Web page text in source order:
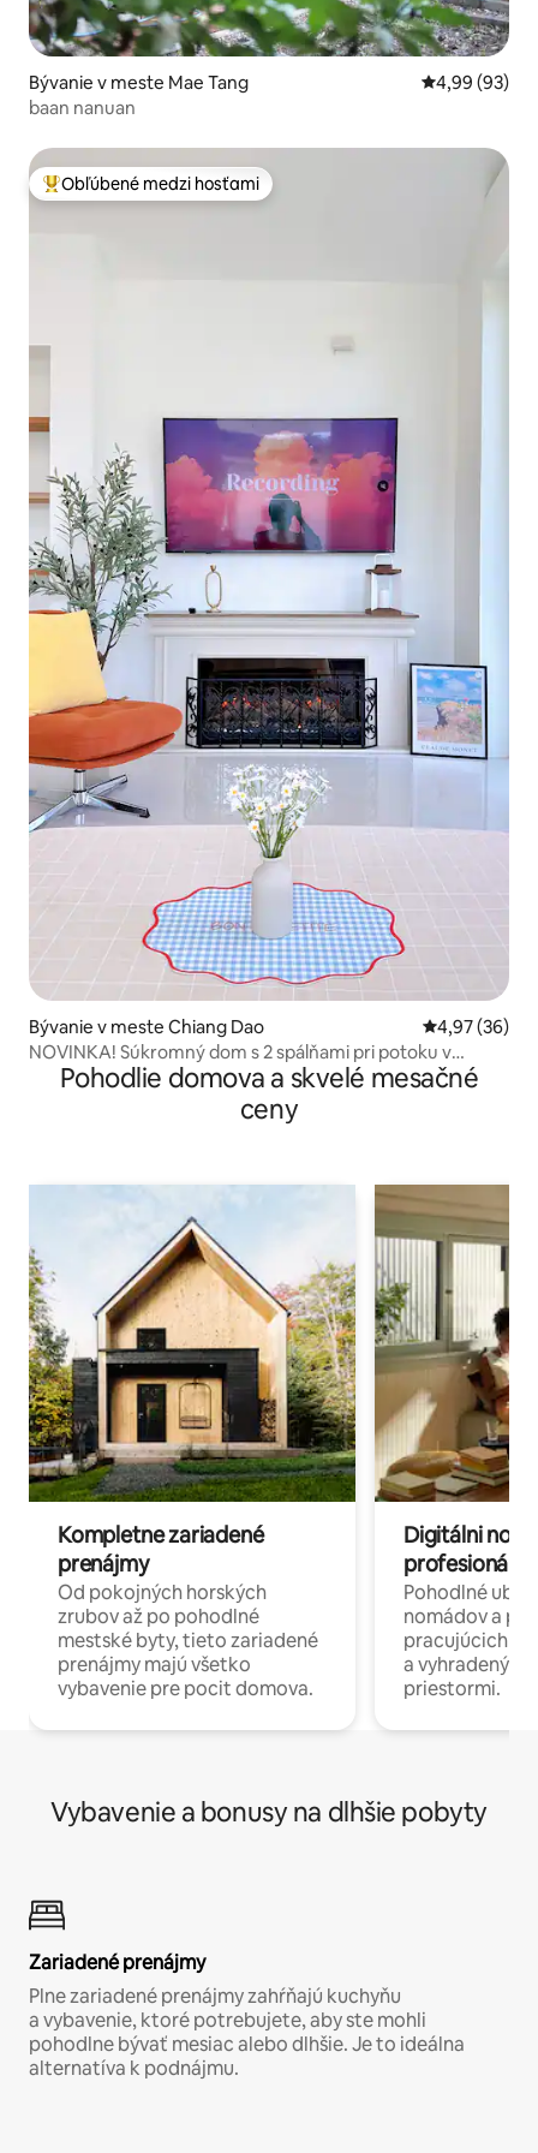
Bývanie v meste Mae Tang Priemerné
4,99 (93)
baan nanuan
Najobľúbenejšie medzi hosťami
Obľúbené medzi hosťami
Bývanie v meste Chiang Dao Priemerné
4,97 (36)
NOVINKA! Súkromný dom s 2 spálňami pri potoku v
Chiang Dao.
Pohodlie domova a skvelé mesačné
ceny
Kompletne zariadené
prenájmy
Od pokojných horských
zrubov až po pohodlné
mestské byty, tieto zariadené
prenájmy majú všetko
vybavenie pre pocit domova.
Digitálni
profesionáli
Pohodlné
nomádov a
pracujúcich
a
priestormi.
Vybavenie a bonusy na dlhšie pobyty
Zariadené prenájmy
Plne zariadené prenájmy zahŕňajú kuchyňu
a vybavenie, ktoré potrebujete, aby ste mohli
pohodlne bývať mesiac alebo dlhšie. Je to ideálna
alternatíva k podnájmu.